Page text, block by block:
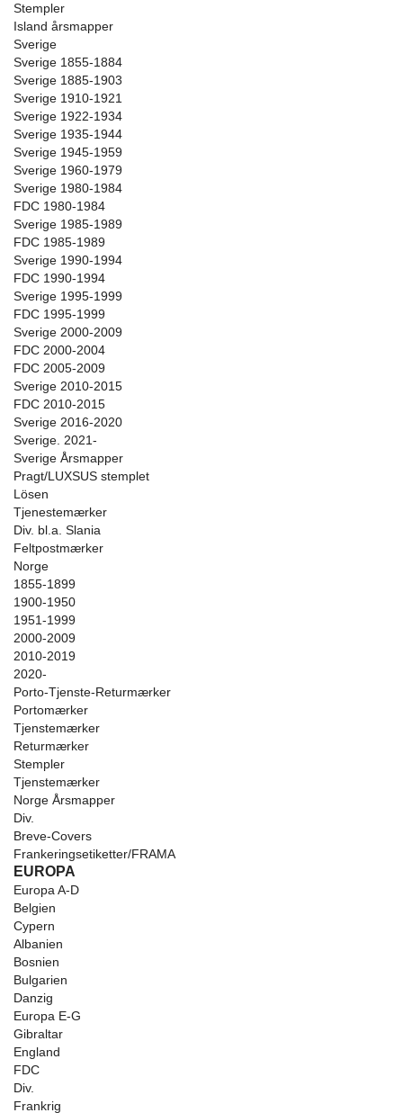
Stempler
Island årsmapper
Sverige
Sverige 1855-1884
Sverige 1885-1903
Sverige 1910-1921
Sverige 1922-1934
Sverige 1935-1944
Sverige 1945-1959
Sverige 1960-1979
Sverige 1980-1984
FDC 1980-1984
Sverige 1985-1989
FDC 1985-1989
Sverige 1990-1994
FDC 1990-1994
Sverige 1995-1999
FDC 1995-1999
Sverige 2000-2009
FDC 2000-2004
FDC 2005-2009
Sverige 2010-2015
FDC 2010-2015
Sverige 2016-2020
Sverige. 2021-
Sverige Årsmapper
Pragt/LUXSUS stemplet
Lösen
Tjenestemærker
Div. bl.a. Slania
Feltpostmærker
Norge
1855-1899
1900-1950
1951-1999
2000-2009
2010-2019
2020-
Porto-Tjenste-Returmærker
Portomærker
Tjenstemærker
Returmærker
Stempler
Tjenstemærker
Norge Årsmapper
Div.
Breve-Covers
Frankeringsetiketter/FRAMA
EUROPA
Europa A-D
Belgien
Cypern
Albanien
Bosnien
Bulgarien
Danzig
Europa E-G
Gibraltar
England
FDC
Div.
Frankrig